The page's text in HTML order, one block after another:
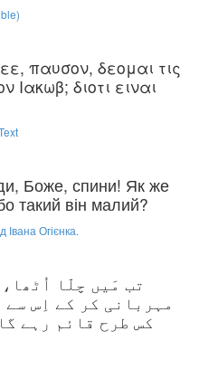
παυσον, δεομαι τις
Ιακωβ; διοτι ειναι
Боже, спини! Як же
такий він малий?
Івана Огієнка.
تب مَیں چلّا
مہربانی کر کے اِس
کس طرح قائم رہے